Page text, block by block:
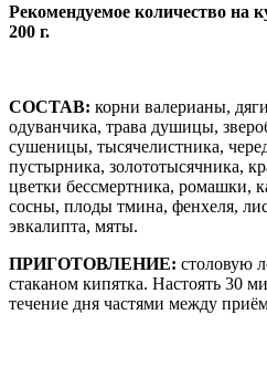
Рекомендуемое количество на
200 г.
СОСТАВ: корни валерианы,
одуванчика, трава душицы,
сушеницы, тысячелистника,
пустырника, золототысячника,
цветки бессмертника, ромашки,
сосны, плоды тмина, фенхеля,
эвкалипта, мяты.
ПРИГОТОВЛЕНИЕ: столовую
стаканом кипятка. Настоять 30
течение дня частями между